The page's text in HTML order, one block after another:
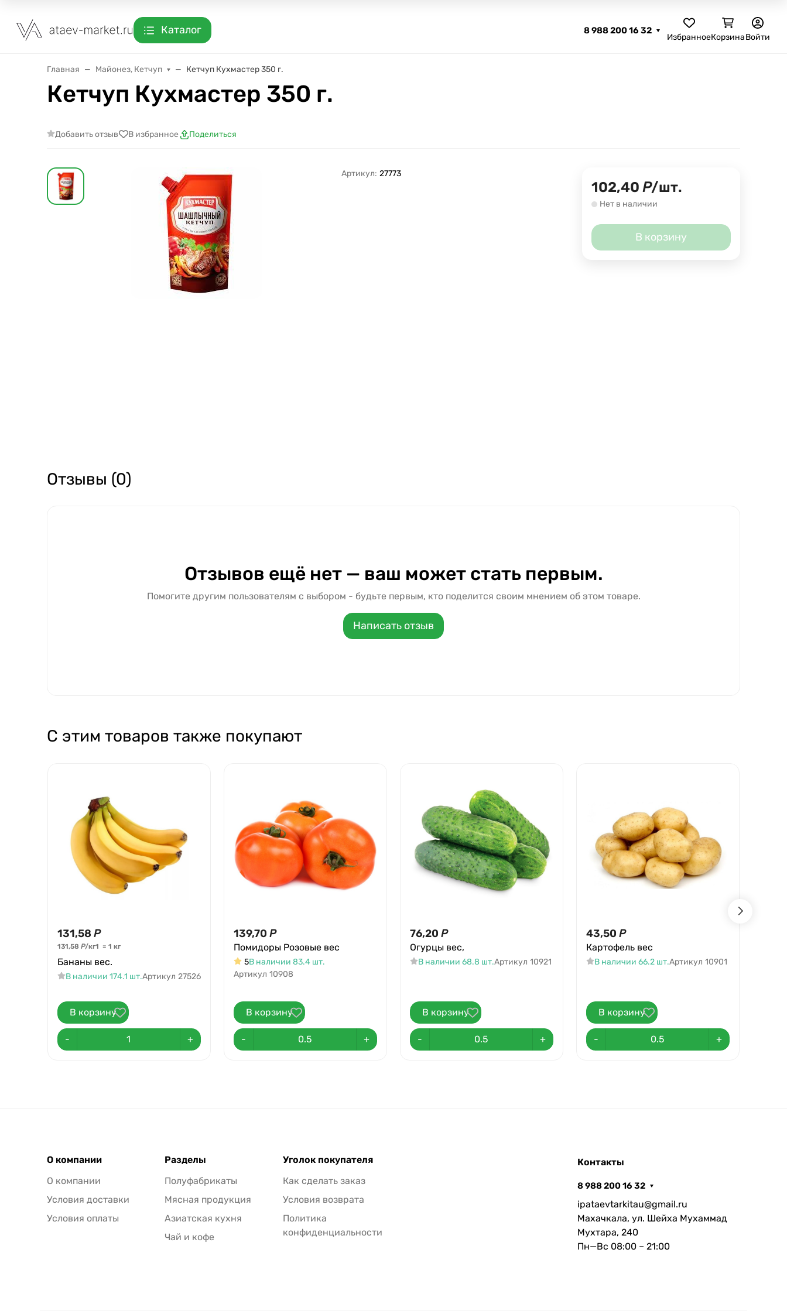
Каталог 8 988 200 16 32
ИзбранноеКорзинаВойти
Главная Майонез, Кетчуп Кетчуп Кухмастер 350 г.
Кетчуп Кухмастер 350 г.
Добавить отзыв В избранное Поделиться
Артикул: 27773
102,40 Р/шт.
Нет в наличии
В корзину
Отзывы (0)
Отзывов ещё нет — ваш может стать первым.
Помогите другим пользователям с выбором - будьте первым, кто поделится своим мнением об этом товаре.
Написать отзыв
С этим товаров также покупают
131,58 Р
131,58 Р/кг1 = 1 кг
Бананы вес.
В наличии 174.1 шт.Артикул 27526
В корзину
- +
139,70 Р
Помидоры Розовые вес
5В наличии 83.4 шт.
Артикул 10908
В корзину
- +
76,20 Р
Огурцы вес,
В наличии 68.8 шт.Артикул 10921
В корзину
- +
43,50 Р
Картофель вес
В наличии 66.2 шт.Артикул 10901
В корзину
- +
О компании
О компании
Условия доставки
Условия оплаты
Разделы
Полуфабрикаты
Мясная продукция
Азиатская кухня
Чай и кофе
Уголок покупателя
Как сделать заказ
Условия возврата
Политика
конфиденциальности
Контакты
8 988 200 16 32
ipataevtarkitau@gmail.ru
Махачкала, ул. Шейха Мухаммад
Мухтара, 240
Пн—Вс 08:00 – 21:00